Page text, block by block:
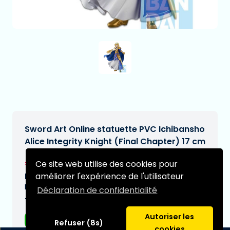
Ce site web utilise des cookies pour
améliorer l'expérience de l'utilisateur
Déclaration de confidentialité
Refuser (8s)
Autoriser les
Sword Art Online statuette PVC Ichibansho
Alice Integrity Knight (Final Chapter) 17 cm
€71,95[Sous réserve de modifications]
Date de livraison prévue:
N/A
Type:
Figurines d'anime